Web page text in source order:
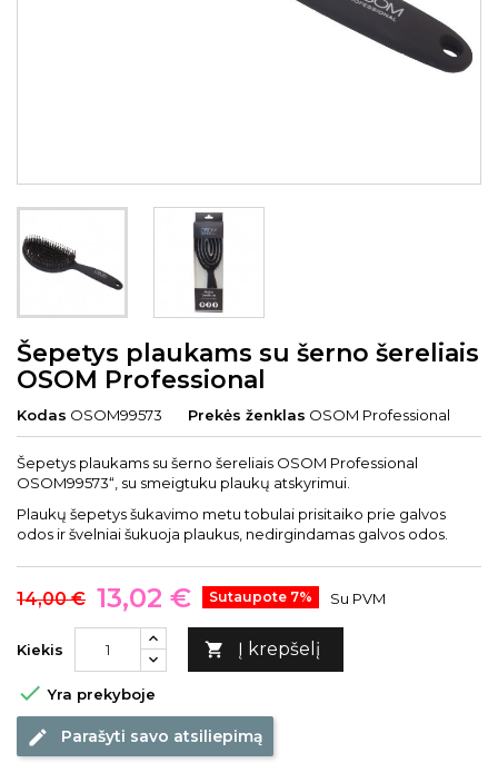
Šepetys plaukams su šerno šereliais
OSOM Professional
Kodas OSOM99573 Prekės ženklas OSOM Professional
Šepetys plaukams su šerno šereliais OSOM Professional
OSOM99573“, su smeigtuku plaukų atskyrimui.
Plaukų šepetys šukavimo metu tobulai prisitaiko prie galvos
odos ir švelniai šukuoja plaukus, nedirgindamas galvos odos.
14,00 € 13,02 € Sutaupote 7% Su PVM
Kiekis  Į krepšelį
 Yra prekyboje
edit Parašyti savo atsiliepimą